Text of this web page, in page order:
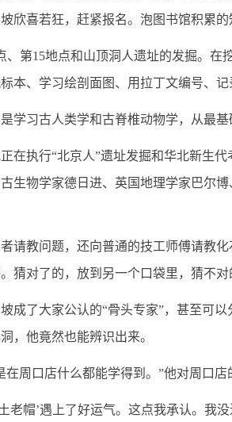
欣喜若狂，赶紧报名。泡图书馆积累的
15地点和山顶洞人遗址的发掘。在
本、学习绘剖面图、用拉丁文编号、
习古人类学和古脊椎动物学，从最基
执行“北京人”遗址发掘和华北新生代
生物学家德日进、英国地理学家巴尔
教问题，还向普通的技工师傅请教
猜对了的，放到另一个口袋里，猜不对
了大家公认的“骨头专家”，甚至可以
，他竟然也能辨识出来。
口店什么都能学得到。”他对周口店
’遇上了好运气。这点我承认。我没